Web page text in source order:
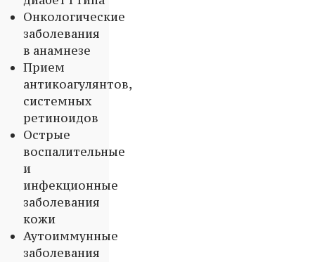
Онкологические
заболевания
в анамнезе
Прием
антикоагулянтов,
системных
ретиноидов
Острые
воспалительные
и
инфекционные
заболевания
кожи
Аутоиммунные
заболевания